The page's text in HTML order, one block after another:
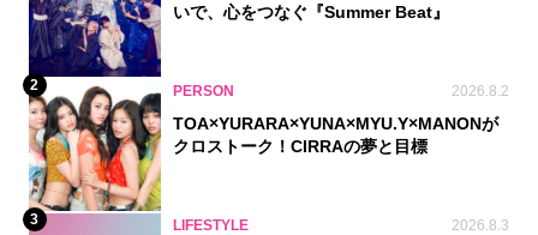
いで、心をつなぐ『Summer Beat』
2 PERSON 2026.8.2
TOA×YURARA×YUNA×MYU.Y×MANONが
クロストーク！CIRRAの夢と目標
3 LIFESTYLE 2026.8.3